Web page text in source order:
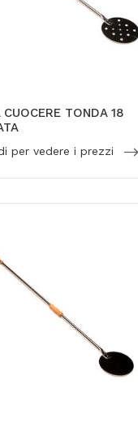
CUOCERE TONDA 18
per vedere i prezzi